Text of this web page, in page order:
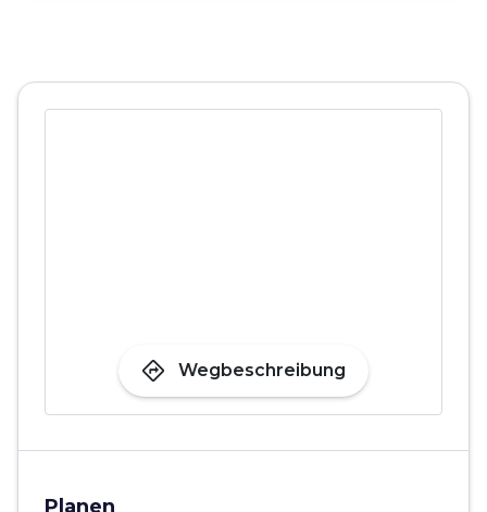
directions Wegbeschreibung
Planen